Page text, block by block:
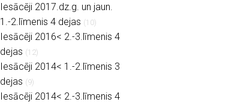
Iesācēji 2017.dz.g. un jaun.
1.-2.līmenis 4 dejas (10)
Iesācēji 2016< 2.-3.līmenis 4
dejas (12)
Iesācēji 2014< 1.-2.līmenis 3
dejas (9)
Iesācēji 2014< 2.-3.līmenis 4